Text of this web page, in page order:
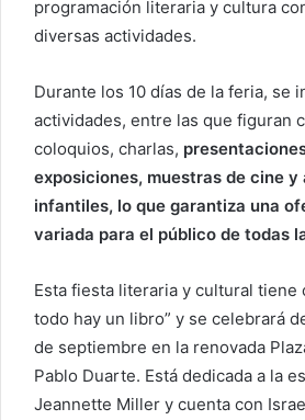
n
c
r
r
o
e
l
e
t
r
ó
n
programación literaria y cultura
diversas actividades.
Durante los 10 días de la feria, se
actividades, entre las que figuran
coloquios, charlas,
exposiciones, muestras de cine
infantiles, lo que garantiza una
variada para el público de todas
Esta fiesta literaria y cultural tiene
todo hay un libro” y se celebrará
de septiembre en la renovada
Pablo Duarte. Está dedicada a la
Jeannette Miller y cuenta con